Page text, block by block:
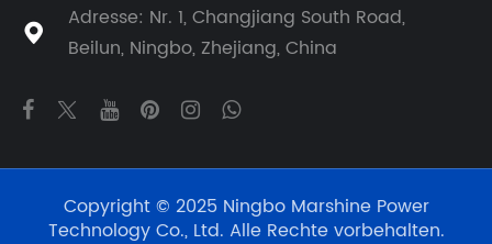

Adresse: Nr. 1, Changjiang South Road,
Beilun, Ningbo, Zhejiang, China
Copyright © 2025 Ningbo Marshine Power
Technology Co., Ltd. Alle Rechte vorbehalten.